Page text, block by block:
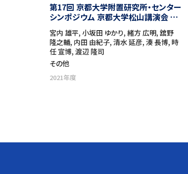
第17回 京都大学附置研究所・センター
シンポジウム 京都大学松山講演会 京
都からの挑戦 －地球社会の調和ある
共存に向けて－「パラダイムシフト －
新しい世界を創る京大」
宮内 雄平, 小坂田 ゆかり, 緒方 広明, 舘野
隆之輔, 内田 由紀子, 清水 延彦, 湊 長博, 時
任 宣博, 渡辺 隆司
その他
2021年度